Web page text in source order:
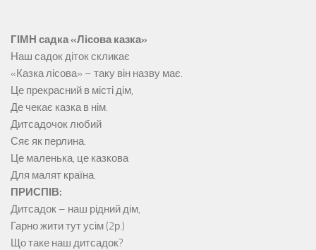
ГІМН садка «Лісова казка»
Наш садок діток скликає
«Казка лісова» – таку він назву має.
Це прекрасний в місті дім,
Де чекає казка в нім.
Дитсадочок любий
Сяє як перлина.
Це маленька, це казкова
Для малят країна.
ПРИСПІВ:
Дитсадок – наш рідний дім,
Гарно жити тут усім (2р.)
Що таке наш дитсадок?